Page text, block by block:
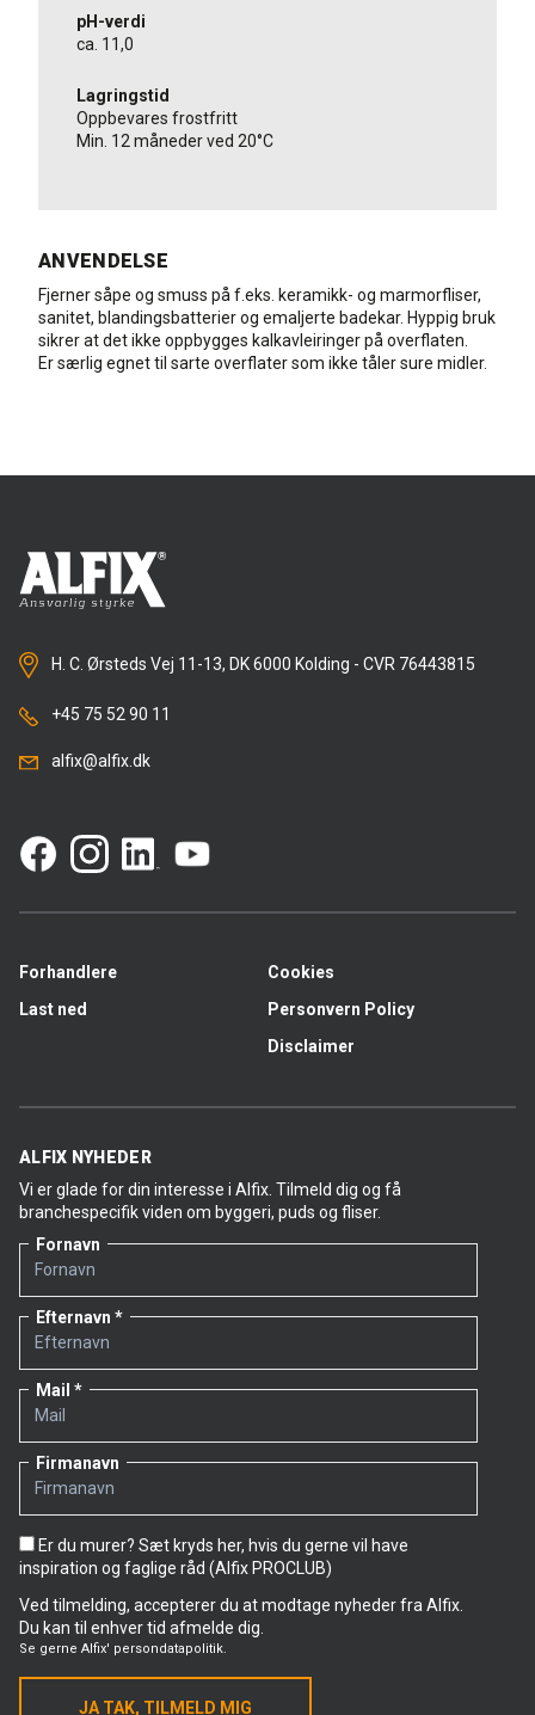
pH-verdi
ca. 11,0
Lagringstid
Oppbevares frostfritt
Min. 12 måneder ved 20°C
ANVENDELSE
Fjerner såpe og smuss på f.eks. keramikk- og marmorfliser,
sanitet, blandingsbatterier og emaljerte badekar. Hyppig bruk
sikrer at det ikke oppbygges kalkavleiringer på overflaten.
Er særlig egnet til sarte overflater som ikke tåler sure midler.
H. C. Ørsteds Vej 11-13, DK 6000 Kolding - CVR 76443815
+45 75 52 90 11
alfix@alfix.dk
Forhandlere
Last ned
Cookies
Personvern Policy
Disclaimer
ALFIX NYHEDER
Vi er glade for din interesse i Alfix. Tilmeld dig og få
branchespecifik viden om byggeri, puds og fliser.
Fornavn
Efternavn
Mail
Firmanavn
Er du murer? Sæt kryds her, hvis du gerne vil have
inspiration og faglige råd (Alfix PROCLUB)
Ved tilmelding, accepterer du at modtage nyheder fra Alfix.
Du kan til enhver tid afmelde dig.
Se gerne Alfix' persondatapolitik.
JA TAK, TILMELD MIG